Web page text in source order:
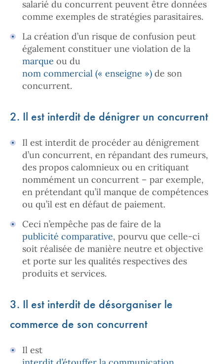
salarié du concurrent peuvent être données
comme exemples de stratégies parasitaires.
La création d’un risque de confusion peut
également constituer une violation de la
marque ou du
nom commercial (« enseigne ») de son
concurrent.
2. Il est interdit de dénigrer un concurrent
Il est interdit de procéder au dénigrement
d’un concurrent, en répandant des rumeurs,
des propos calomnieux ou en critiquant
nommément un concurrent – par exemple,
en prétendant qu’il manque de compétences
ou qu’il est en défaut de paiement.
Ceci n’empêche pas de faire de la
publicité comparative, pourvu que celle-ci
soit réalisée de manière neutre et objective
et porte sur les qualités respectives des
produits et services.
3. Il est interdit de désorganiser le
commerce de son concurrent
Il est